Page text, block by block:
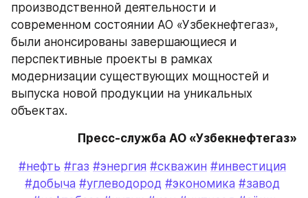
производственной деятельности и
современном состоянии АО «Узбекнефтегаз»,
были анонсированы завершающиеся и
перспективные проекты в рамках
модернизации существующих мощностей и
выпуска новой продукции на уникальных
объектах.
Пресс-служба АО «Узбекнефтегаз»
#нефть #газ #энергия #скважин #инвестиция
#добыча #углеводород #экономика #завод